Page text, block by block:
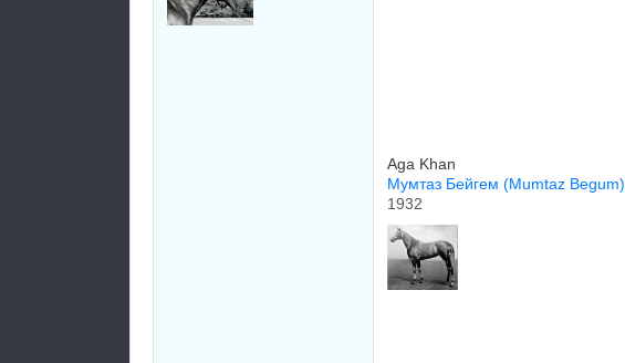
Aga Khan
Mумтаз Бeйгeм (Mumtaz Begum)
1932